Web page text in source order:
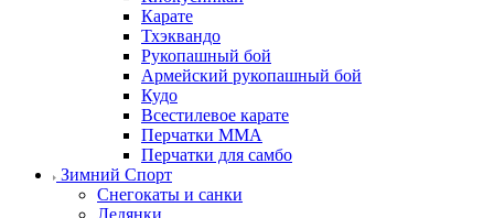
Карате
Тхэквандо
Рукопашный бой
Армейский рукопашный бой
Кудо
Всестилевое карате
Перчатки MMA
Перчатки для самбо
Зимний Спорт
Снегокаты и санки
Ледянки